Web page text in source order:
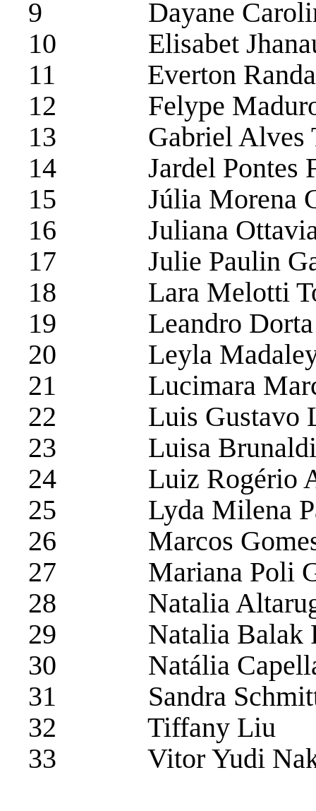
9 Dayane
10 Elisabet Jhanaú
11 Everton Randal
12 Felype Maduro
13 Gabriel Alves
14 Jardel Pontes
15 Júlia Morena
16 Juliana
17 Julie Paulin
18 Lara Melotti
19 Leandro Dorta
20 Leyla Madaleyne
21 Lucimara
22 Luis Gustavo
23 Luisa Brunaldi
24 Luiz Rogério
25 Lyda Milena
26 Marcos Gomes
27 Mariana Poli
28 Natalia
29 Natalia Balak
30 Natália Capellari
31 Sandra Schmitt
32 Tiffany Liu
33 Vitor Yudi